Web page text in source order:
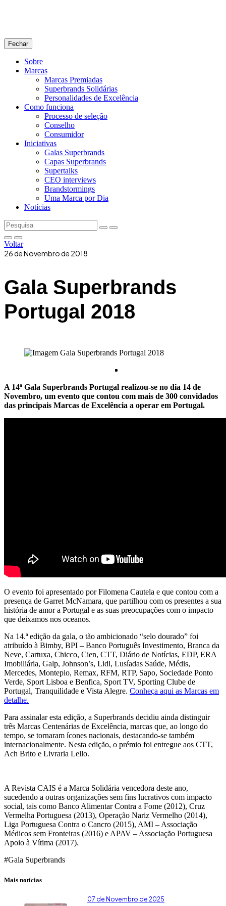
Fechar
Sobre
Marcas
Marcas Premiadas
Superbrands Solidárias
Personalidades de Excelência
Como funciona
Processo de seleção
Conselho
Consumidor
Iniciativas
Galas Superbrands
Capas Superbrands
Supertalks
CEO interviews
Brandstormings
Uma Marca por Dia
Notícias
Voltar
26 de Novembro de 2018
Gala Superbrands
Portugal 2018
A 14ª Gala Superbrands Portugal realizou-se no dia 14 de
Novembro, um evento que contou com mais de 300 convidados
das principais Marcas de Excelência a operar em Portugal.
O evento foi apresentado por Filomena Cautela e que contou com a
presença de Garret McNamara, que partilhou com os presentes a sua
história de amor a Portugal e as suas preocupações com o impacto
que deixamos nos oceanos.
Na 14.ª edição da gala, o tão ambicionado “selo dourado” foi
atribuído à Bimby, BPI – Banco Português Investimento, Branca da
Neve, Cartuxa, Chicco, Cien, CTT, Diário de Notícias, EDP, ERA
Imobiliária, Galp, Johnson’s, Lidl, Lusíadas Saúde, Médis,
Mercedes, Montepio, Remax, RFM, RTP, Sapo, Sociedade Ponto
Verde, Sport Lisboa e Benfica, Sport TV, Sporting Clube de
Portugal, Tranquilidade e Vista Alegre. Conheça aqui as Marcas em
detalhe.
Para assinalar esta edição, a Superbrands decidiu ainda distinguir
três Marcas Centenárias de Excelência, marcas que, ao longo do
tempo, se tornaram ícones nacionais, destacando-se também
internacionalmente. Nesta edição, o prémio foi entregue aos CTT,
Ach Brito e Livraria Lello.
A Revista CAIS é a Marca Solidária vencedora deste ano,
sucedendo a outras organizações sem fins lucrativos com impacto
social, tais como Banco Alimentar Contra a Fome (2012), Cruz
Vermelha Portuguesa (2013), Operação Nariz Vermelho (2014),
Liga Portuguesa Contra o Cancro (2015), AMI – Associação
Médicos sem Fronteiras (2016) e APAV – Associação Portuguesa
Apoio à Vítima (2017).
#Gala Superbrands
Mais notícias
07 de Novembro de 2025